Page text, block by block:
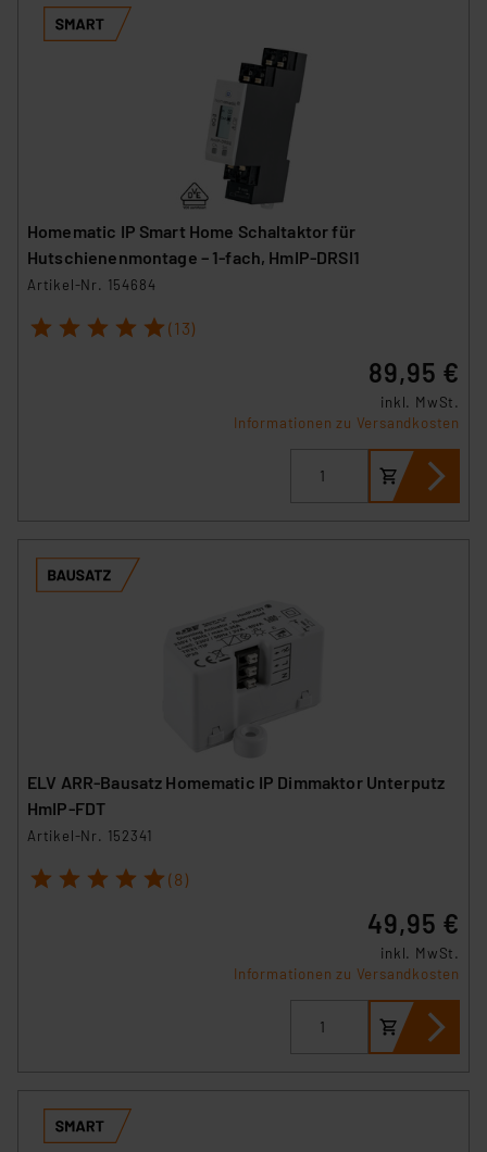
Homematic IP Smart Home Schaltaktor für
Hutschienenmontage – 1-fach, HmIP-DRSI1
Artikel-Nr. 154684
1 2 3 4 5 (13)
89,95 €
inkl. MwSt.
Informationen zu Versandkosten
ELV ARR-Bausatz Homematic IP Dimmaktor Unterputz
HmIP-FDT
Artikel-Nr. 152341
1 2 3 4 5 (8)
49,95 €
inkl. MwSt.
Informationen zu Versandkosten